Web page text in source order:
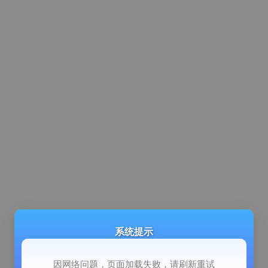
系统提示
因网络问题，页面加载失败，请刷新重试